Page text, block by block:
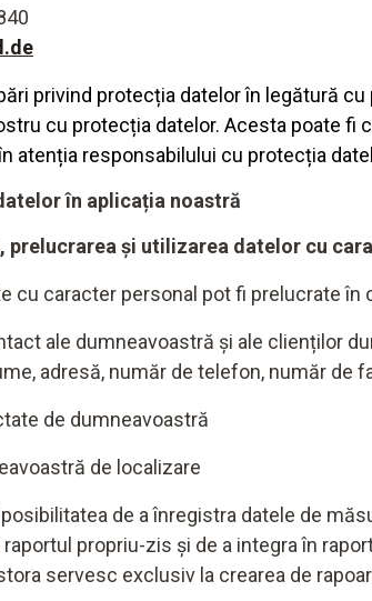
privind protecția datelor în legătură
cu protecția datelor. Acesta poate fi
atenția responsabilului cu protecția
în aplicația noastră
prelucrarea și utilizarea datelor cu
cu caracter personal pot fi prelucrate
ale dumneavoastră și ale clienților
adresă, număr de telefon, număr de
de dumneavoastră
de localizare
de a înregistra datele de
raportul propriu-zis și de a integra în
servesc exclusiv la crearea de